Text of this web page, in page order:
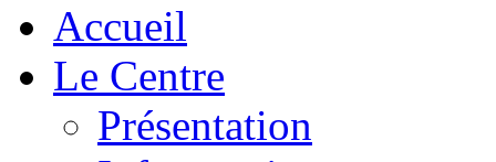
Accueil
Le Centre
Présentation